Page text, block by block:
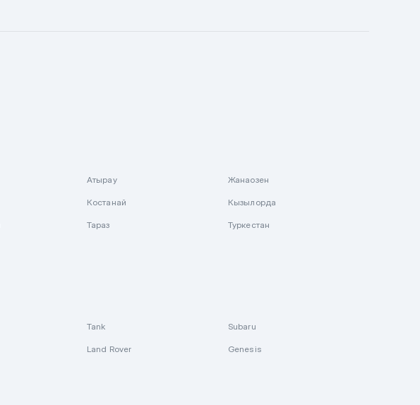
Атырау Жанаозен
Костанай Кызылорда
Тараз Туркестан
Tank Subaru
Land Rover Genesis